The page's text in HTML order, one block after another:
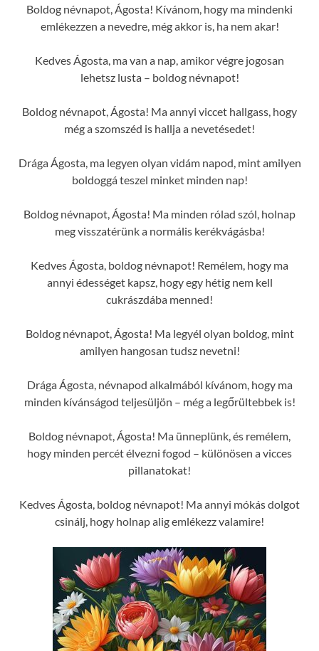
Boldog névnapot, Ágosta! Kívánom, hogy ma mindenki
emlékezzen a nevedre, még akkor is, ha nem akar!
Kedves Ágosta, ma van a nap, amikor végre jogosan
lehetsz lusta – boldog névnapot!
Boldog névnapot, Ágosta! Ma annyi viccet hallgass, hogy
még a szomszéd is hallja a nevetésedet!
Drága Ágosta, ma legyen olyan vidám napod, mint amilyen
boldoggá teszel minket minden nap!
Boldog névnapot, Ágosta! Ma minden rólad szól, holnap
meg visszatérünk a normális kerékvágásba!
Kedves Ágosta, boldog névnapot! Remélem, hogy ma
annyi édességet kapsz, hogy egy hétig nem kell
cukrászdába menned!
Boldog névnapot, Ágosta! Ma legyél olyan boldog, mint
amilyen hangosan tudsz nevetni!
Drága Ágosta, névnapod alkalmából kívánom, hogy ma
minden kívánságod teljesüljön – még a legőrültebbek is!
Boldog névnapot, Ágosta! Ma ünneplünk, és remélem,
hogy minden percét élvezni fogod – különösen a vicces
pillanatokat!
Kedves Ágosta, boldog névnapot! Ma annyi mókás dolgot
csinálj, hogy holnap alig emlékezz valamire!